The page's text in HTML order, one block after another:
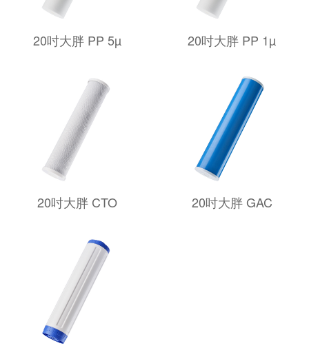
20吋大胖 PP 5µ 20吋大胖 PP 1µ
20吋大胖 CTO 20吋大胖 GAC